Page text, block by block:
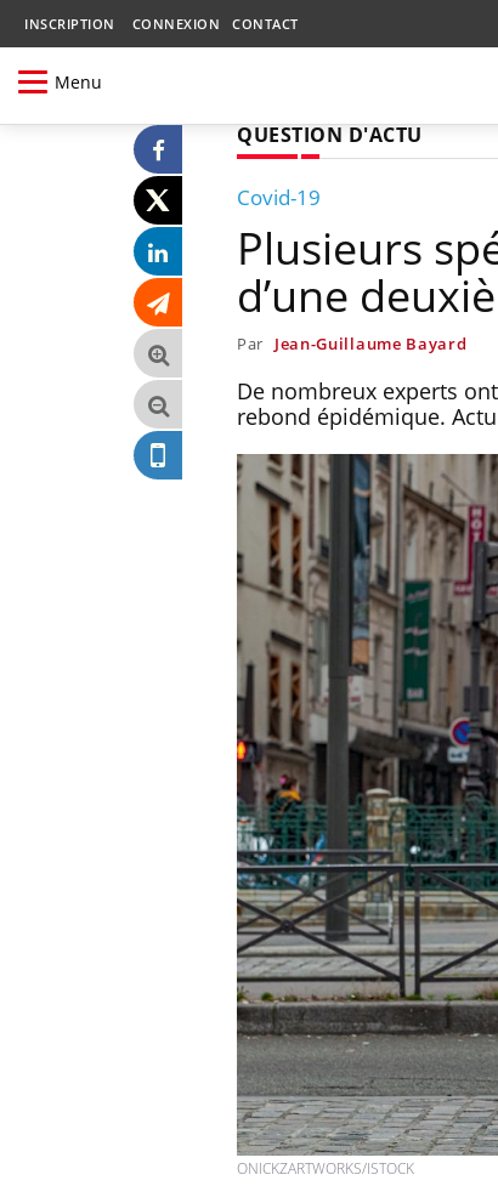
INSCRIPTION CONNEXION CONTACT
Menu
QUESTION D'ACTU
Covid-19
Plusieurs
d’une
Par Jean-Guillaume Bayard
De nombreux experts
rebond épidémique.
ONICKZARTWORKS/ISTOCK
Éclipse solaire du 12
: “Des verres adaptés,
c'est indispensable pour
la santé des yeux”
Les troubles du sommeil
modifient votre cerveau !
Mon enfant est-il trop
sensible ou simplement
très empathique ?